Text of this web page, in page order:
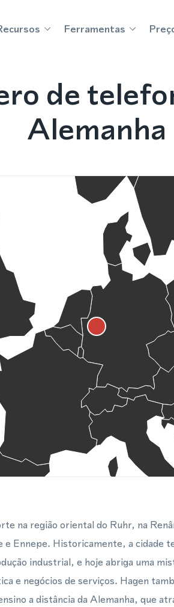
Ferramentas
de
Alemanha
na região oriental do Ruhr, na
Ennepe. Historicamente, a cidade
industrial, e hoje abriga uma
e negócios de serviços. Hagen
a distância da Alemanha, que